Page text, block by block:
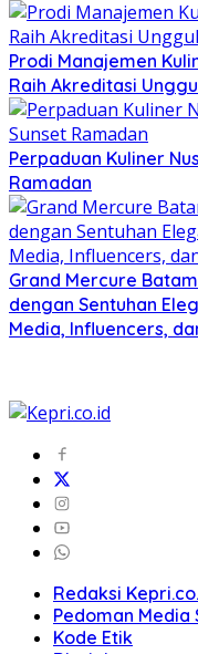
Prodi Manajemen
Raih Akreditasi
Perpaduan Kuliner
Ramadan
Grand Mercure
dengan Sentuhan
Media, Influencers,
Redaksi
Pedoman Media
Kode Etik